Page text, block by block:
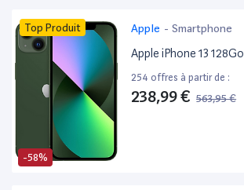
-58%
Top Produit Apple - Smartphone
Apple iPhone 13 128Go
254 offres à partir de :
238,99 € 563,95 €